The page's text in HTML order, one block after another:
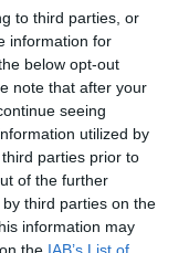
to third parties, or
information for
below opt-out
note that after your
seeing
utilized by
parties prior to
of the further
third parties on the
information may
the IAB’s List of